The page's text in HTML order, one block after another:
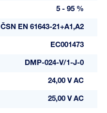
5 - 95 %
ČSN EN 61643-21+A1,A2
EC001473
DMP-024-V/1-J-0
24,00 V AC
25,00 V AC